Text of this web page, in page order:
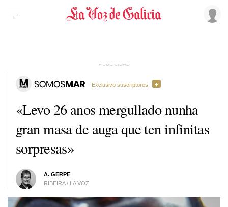
«Levo 26 anos mergullado nunha
gran masa de auga que ten infinitas
sorpresas»
A. GERPE
RIBEIRA / LA VOZ
· Exclusivo suscriptores